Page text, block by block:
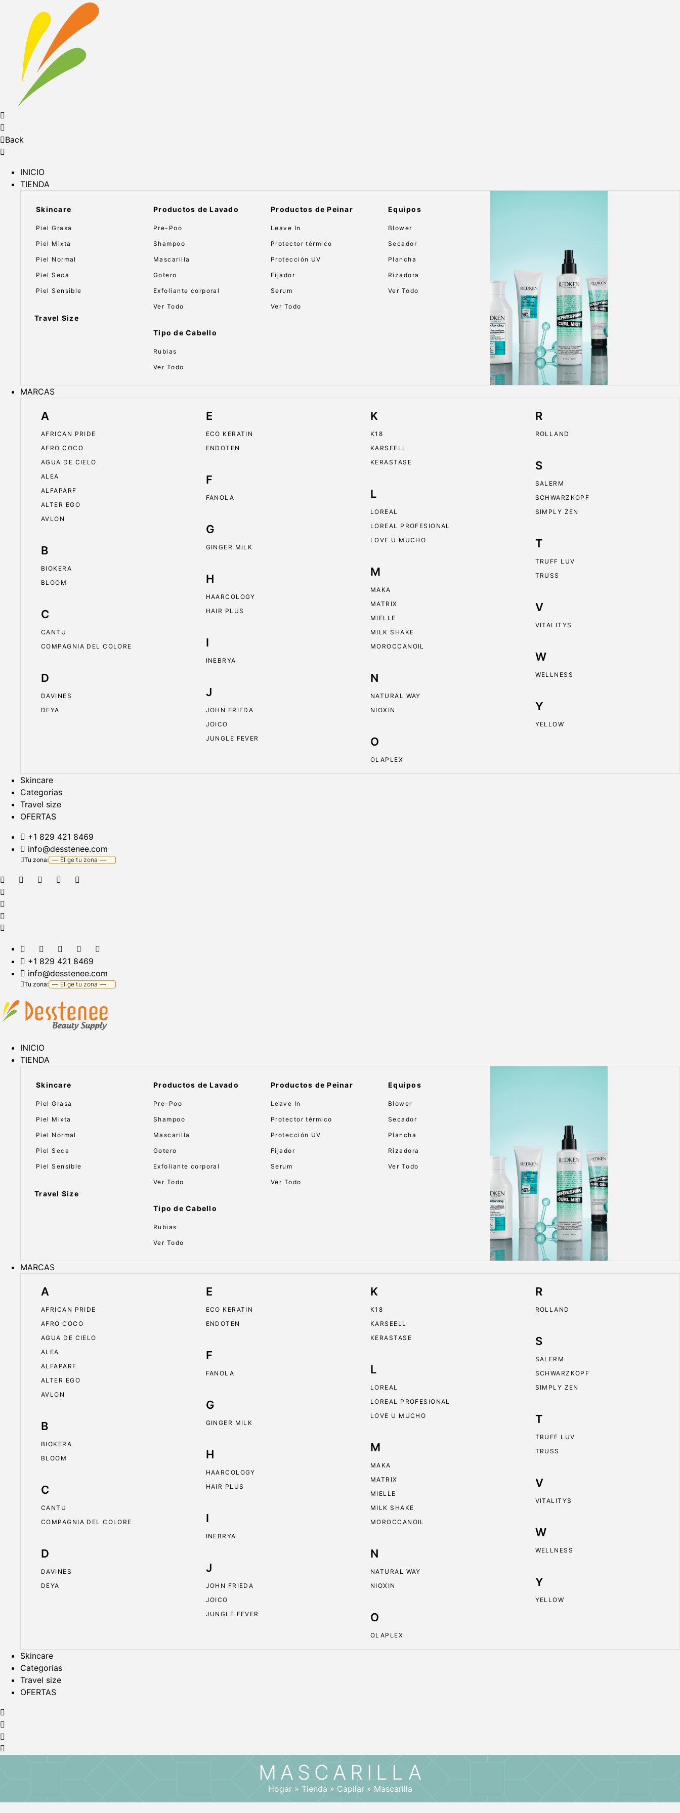
Back
INICIO
TIENDA
Skincare
Piel Grasa
Piel Mixta
Piel Normal
Piel Seca
Piel Sensible
Travel Size
Productos de Lavado
Pre-Poo
Shampoo
Mascarilla
Gotero
Exfoliante corporal
Ver Todo
Tipo de Cabello
Rubias
Ver Todo
Productos de Peinar
Leave In
Protector térmico
Protección UV
Fijador
Serum
Ver Todo
Equipos
Blower
Secador
Plancha
Rizadora
Ver Todo
MARCAS
A
AFRICAN PRIDE
AFRO COCO
AGUA DE CIELO
ALEA
ALFAPARF
ALTER EGO
AVLON
B
BIOKERA
BLOOM
C
CANTU
COMPAGNIA DEL COLORE
D
DAVINES
DEYA
E
ECO KERATIN
ENDOTEN
F
FANOLA
G
GINGER MILK
H
HAARCOLOGY
HAIR PLUS
I
INEBRYA
J
JOHN FRIEDA
JOICO
JUNGLE FEVER
K
K18
KARSEELL
KERASTASE
L
LOREAL
LOREAL PROFESIONAL
LOVE U MUCHO
M
MAKA
MATRIX
MIELLE
MILK SHAKE
MOROCCANOIL
N
NATURAL WAY
NIOXIN
O
OLAPLEX
R
ROLLAND
S
SALERM
SCHWARZKOPF
SIMPLY ZEN
T
TRUFF LUV
TRUSS
V
VITALITYS
W
WELLNESS
Y
YELLOW
Skincare
Categorias
Travel size
OFERTAS
+1 829 421 8469
info@desstenee.com
Tu zona:
+1 829 421 8469
info@desstenee.com
Tu zona:
INICIO
TIENDA
Skincare
Piel Grasa
Piel Mixta
Piel Normal
Piel Seca
Piel Sensible
Travel Size
Productos de Lavado
Pre-Poo
Shampoo
Mascarilla
Gotero
Exfoliante corporal
Ver Todo
Tipo de Cabello
Rubias
Ver Todo
Productos de Peinar
Leave In
Protector térmico
Protección UV
Fijador
Serum
Ver Todo
Equipos
Blower
Secador
Plancha
Rizadora
Ver Todo
MARCAS
A
AFRICAN PRIDE
AFRO COCO
AGUA DE CIELO
ALEA
ALFAPARF
ALTER EGO
AVLON
B
BIOKERA
BLOOM
C
CANTU
COMPAGNIA DEL COLORE
D
DAVINES
DEYA
E
ECO KERATIN
ENDOTEN
F
FANOLA
G
GINGER MILK
H
HAARCOLOGY
HAIR PLUS
I
INEBRYA
J
JOHN FRIEDA
JOICO
JUNGLE FEVER
K
K18
KARSEELL
KERASTASE
L
LOREAL
LOREAL PROFESIONAL
LOVE U MUCHO
M
MAKA
MATRIX
MIELLE
MILK SHAKE
MOROCCANOIL
N
NATURAL WAY
NIOXIN
O
OLAPLEX
R
ROLLAND
S
SALERM
SCHWARZKOPF
SIMPLY ZEN
T
TRUFF LUV
TRUSS
V
VITALITYS
W
WELLNESS
Y
YELLOW
Skincare
Categorias
Travel size
OFERTAS
MASCARILLA
Hogar » Tienda » Capilar » Mascarilla